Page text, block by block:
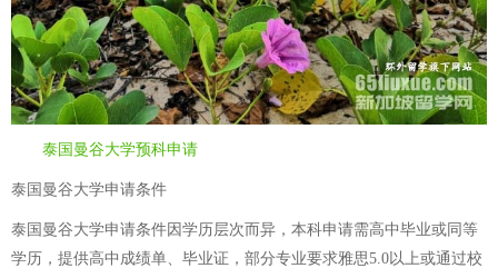
泰国曼谷大学预科申请
泰国曼谷大学申请条件
泰国曼谷大学申请条件因学历层次而异，本科申请需高中毕业或同等
学历，提供高中成绩单、毕业证，部分专业要求雅思5.0以上或通过校